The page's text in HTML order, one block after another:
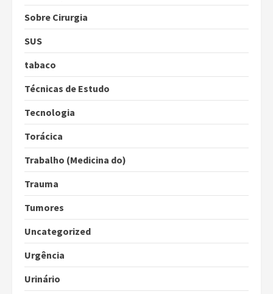
Sobre Cirurgia
SUS
tabaco
Técnicas de Estudo
Tecnologia
Torácica
Trabalho (Medicina do)
Trauma
Tumores
Uncategorized
Urgência
Urinário